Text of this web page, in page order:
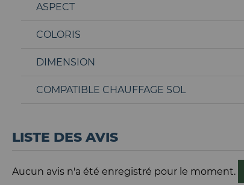
ASPECT
COLORIS
DIMENSION
COMPATIBLE CHAUFFAGE SOL
LISTE DES AVIS
Aucun avis n'a été enregistré pour le moment.